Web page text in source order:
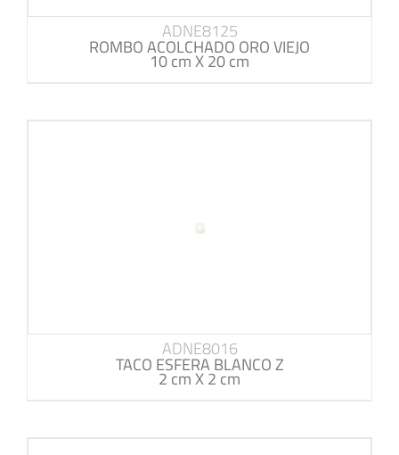
ADNE8125
ROMBO ACOLCHADO ORO VIEJO
10 cm X 20 cm
ADNE8016
TACO ESFERA BLANCO Z
2 cm X 2 cm